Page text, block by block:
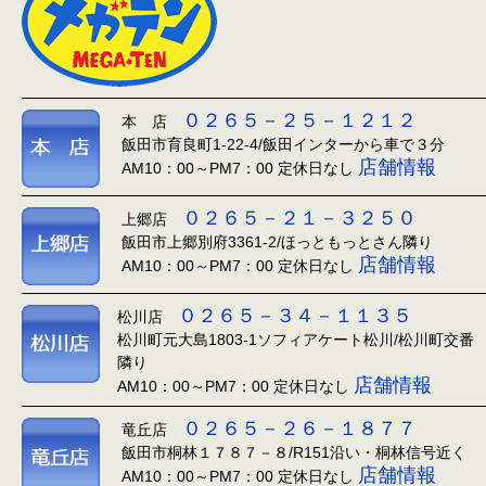
本 店 ０２６５－２５－１２１２
飯田市育良町1-22-4/飯田インターから車で３分
AM10：00～PM7：00 定休日なし 店舗情報
上郷店 ０２６５－２１－３２５０
飯田市上郷別府3361-2/ほっともっとさん隣り
AM10：00～PM7：00 定休日なし 店舗情報
松川店 ０２６５－３４－１１３５
松川町元大島1803-1ソフィアケート松川/松川町交番
隣り
AM10：00～PM7：00 定休日なし 店舗情報
竜丘店 ０２６５－２６－１８７７
飯田市桐林１７８７－８/R151沿い・桐林信号近く
AM10：00～PM7：00 定休日なし 店舗情報